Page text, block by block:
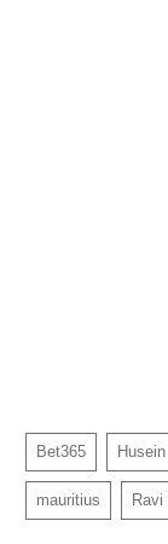
Bet365
mauritius Ravi